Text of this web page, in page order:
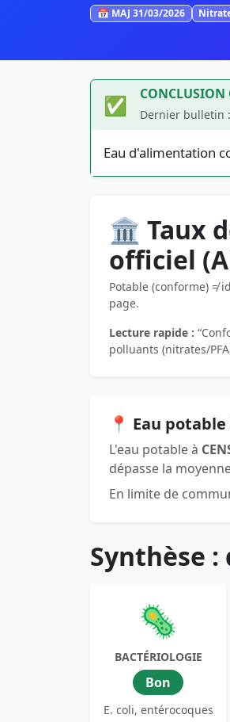
📅 MAJ 31/03/2026
✅ CONCLUSION
Dernier bulletin
Eau d'alimentation
🏛️ Taux
officiel
Potable (conforme) ≠
page.
Lecture rapide :
polluants (nitrates/
📍 Eau potable
L'eau potable à
dépasse la
En limite de
Synthèse
🦠
BACTÉRIOLOGIE
Bon
E. coli, entérocoques